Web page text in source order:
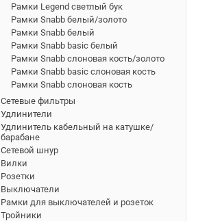
Рамки Legend светлый бук
Рамки Snabb белый/золото
Рамки Snabb белый
Рамки Snabb basic белый
Рамки Snabb слоновая кость/золото
Рамки Snabb basic слоновая кость
Рамки Snabb слоновая кость
Сетевые фильтры
Удлинители
Удлинитель кабельный на катушке/
барабане
Сетевой шнур
Вилки
Розетки
Выключатели
Рамки для выключателей и розеток
Тройники